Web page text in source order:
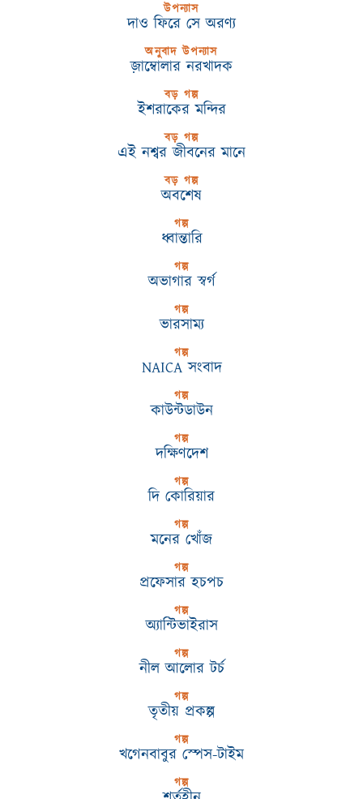
উপন্যাস
দাও ফিরে সে অরণ্য
অনুবাদ উপন্যাস
জ়াম্বোলার নরখাদক
বড় গল্প
ইশরাকের মন্দির
বড় গল্প
এই নশ্বর জীবনের মানে
বড় গল্প
অবশেষ
গল্প
ধ্বান্তারি
গল্প
অভাগার স্বর্গ
গল্প
ভারসাম্য
গল্প
NAICA সংবাদ
গল্প
কাউন্টডাউন
গল্প
দক্ষিণদেশ
গল্প
দি কোরিয়ার
গল্প
মনের খোঁজ
গল্প
প্রফেসার হচপচ
গল্প
অ্যান্টিভাইরাস
গল্প
নীল আলোর টর্চ
গল্প
তৃতীয় প্রকল্প
গল্প
খগেনবাবুর স্পেস-টাইম
গল্প